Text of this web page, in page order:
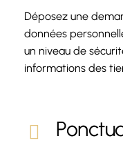
Déposez une
données
un niveau de
informations des